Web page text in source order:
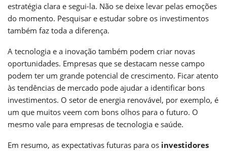
estratégia clara e segui-la. Não se deixe levar pelas emoções
do momento. Pesquisar e estudar sobre os investimentos
também faz toda a diferença.
A tecnologia e a inovação também podem criar novas
oportunidades. Empresas que se destacam nesse campo
podem ter um grande potencial de crescimento. Ficar atento
às tendências de mercado pode ajudar a identificar bons
investimentos. O setor de energia renovável, por exemplo, é
um que muitos veem com bons olhos para o futuro. O
mesmo vale para empresas de tecnologia e saúde.
Em resumo, as expectativas futuras para os investidores